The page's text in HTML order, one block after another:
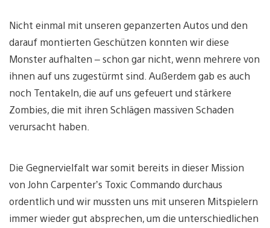
and
download
image
Nicht einmal mit unseren gepanzerten Autos und den
darauf montierten Geschützen konnten wir diese
Monster aufhalten – schon gar nicht, wenn mehrere von
ihnen auf uns zugestürmt sind. Außerdem gab es auch
noch Tentakeln, die auf uns gefeuert und stärkere
Zombies, die mit ihren Schlägen massiven Schaden
verursacht haben.
Die Gegnervielfalt war somit bereits in dieser Mission
von John Carpenter’s Toxic Commando durchaus
ordentlich und wir mussten uns mit unseren Mitspielern
immer wieder gut absprechen, um die unterschiedlichen